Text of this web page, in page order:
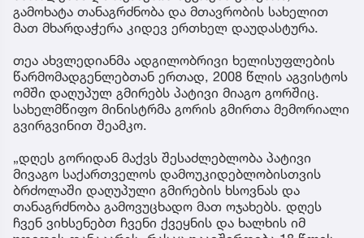
გამოხატა თანაგრძნობა და მთავრობის სახელით
მათ მხარდაჭერა კიდევ ერთხელ დაუდასტურა.
თეა ახვლედიანმა ადგილობრივი ხელისუფლების
წარმომადგენლებთან ერთად, 2008 წლის აგვისტოს
ომში დაღუპულ გმირებს პატივი მიაგო გორშიც.
სახელმწიფო მინისტრმა გორის გმირთა მემორიალი
გვირგვინით შეამკო.
„დღეს გორიდან მაქვს შესაძლებლობა პატივი
მივაგო საქართველოს დამოუკიდებლობისთვის
ბრძოლაში დაღუპული გმირების ხსოვნას და
თანაგრძნობა გამოვუცხადო მათ ოჯახებს. დღეს
ჩვენ ვიხსენებთ ჩვენი ქვეყნის და ხალხის იმ